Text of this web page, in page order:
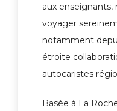
aux enseignants,
voyager
notamment
étroite
autocaristes
Basée à La